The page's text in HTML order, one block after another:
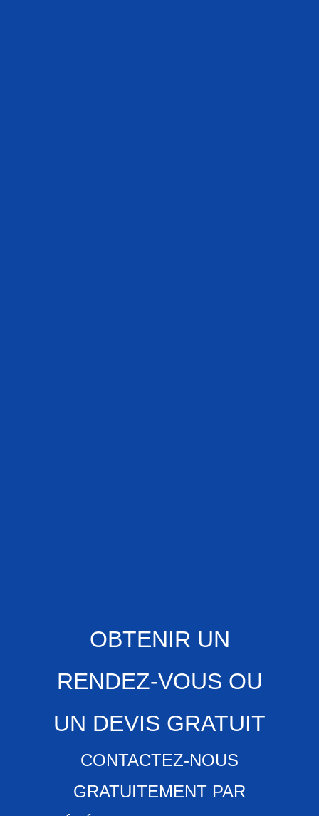
OBTENIR UN
RENDEZ-VOUS OU
UN DEVIS GRATUIT
CONTACTEZ-NOUS
GRATUITEMENT PAR